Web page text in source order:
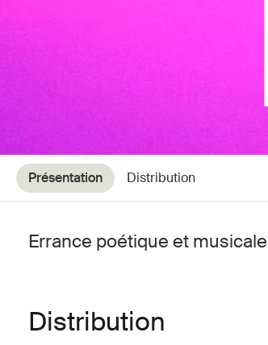
Présentation Distribution
Errance poétique et musicale
Distribution